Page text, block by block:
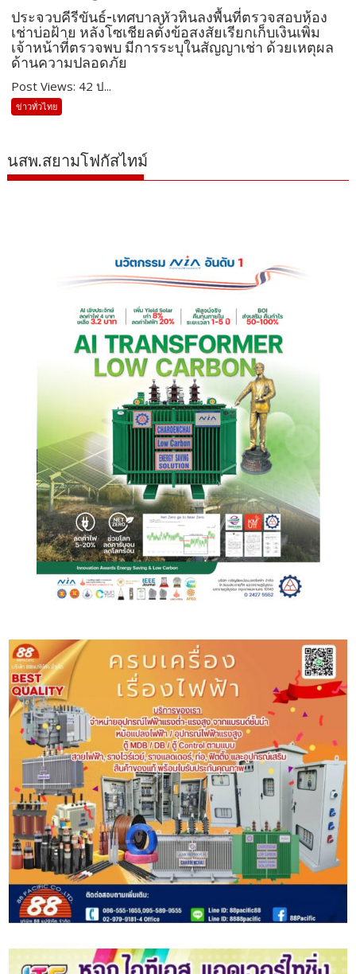
ประจวบคีรีขันธ์-เทศบาลหัวหินลงพื้นที่ตรวจสอบห้อง
เช่าบ่อฝ้าย หลังโซเชียลตั้งข้อสงสัยเรียกเก็บเงินเพิ่ม
เจ้าหน้าที่ตรวจพบ มีการระบุในสัญญาเช่า ด้วยเหตุผล
ด้านความปลอดภัย
Post Views: 42 ป...
ข่าวทั่วไทย
นสพ.สยามโฟกัสไทม์